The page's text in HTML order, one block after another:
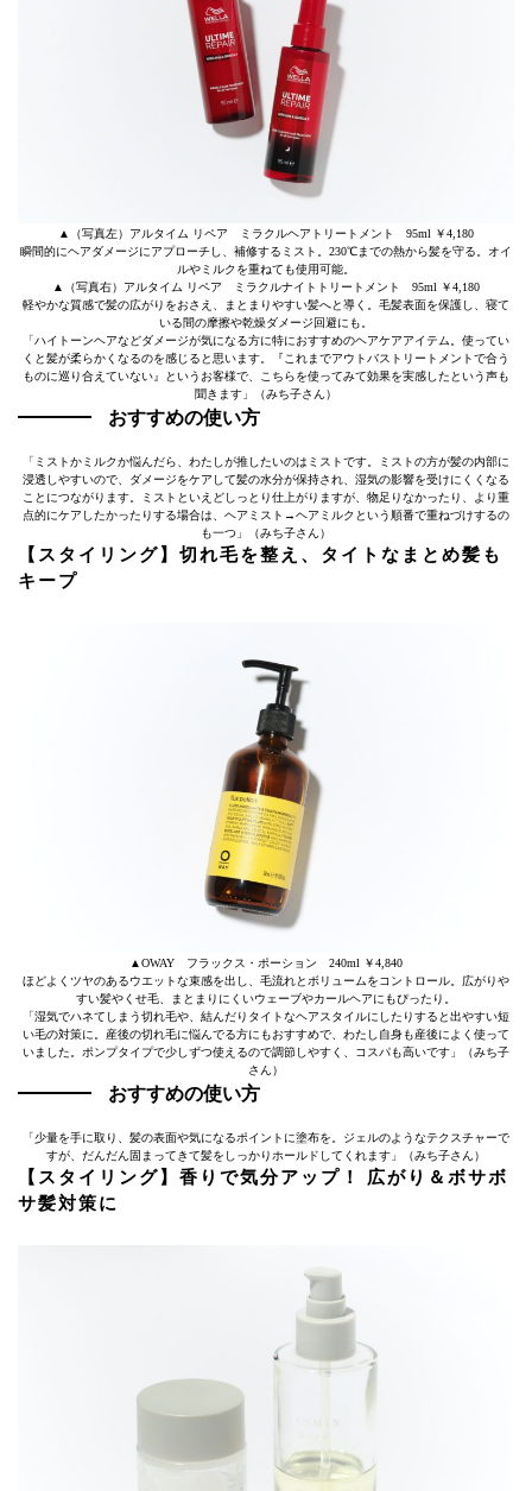
▲（写真左）アルタイム リペア ミラクルヘアトリートメント 95ml ￥4,180
瞬間的にヘアダメージにアプローチし、補修するミスト。230℃までの熱から髪を守る。オイ
ルやミルクを重ねても使用可能。
▲（写真右）アルタイム リペア ミラクルナイトトリートメント 95ml ￥4,180
軽やかな質感で髪の広がりをおさえ、まとまりやすい髪へと導く。毛髪表面を保護し、寝て
いる間の摩擦や乾燥ダメージ回避にも。
「ハイトーンヘアなどダメージが気になる方に特におすすめのヘアケアアイテム。使ってい
くと髪が柔らかくなるのを感じると思います。『これまでアウトバストリートメントで合う
ものに巡り合えていない』というお客様で、こちらを使ってみて効果を実感したという声も
聞きます」（みち子さん）
おすすめの使い方
「ミストかミルクか悩んだら、わたしが推したいのはミストです。ミストの方が髪の内部に
浸透しやすいので、ダメージをケアして髪の水分が保持され、湿気の影響を受けにくくなる
ことにつながります。ミストといえどしっとり仕上がりますが、物足りなかったり、より重
点的にケアしたかったりする場合は、ヘアミスト→ヘアミルクという順番で重ねづけするの
も一つ」（みち子さん）
【スタイリング】切れ毛を整え、タイトなまとめ髪も
キープ
▲OWAY フラックス・ポーション 240ml ￥4,840
ほどよくツヤのあるウエットな束感を出し、毛流れとボリュームをコントロール。広がりや
すい髪やくせ毛、まとまりにくいウェーブやカールヘアにもぴったり。
「湿気でハネてしまう切れ毛や、結んだりタイトなヘアスタイルにしたりすると出やすい短
い毛の対策に。産後の切れ毛に悩んでる方にもおすすめで、わたし自身も産後によく使って
いました。ポンプタイプで少しずつ使えるので調節しやすく、コスパも高いです」（みち子
さん）
おすすめの使い方
「少量を手に取り、髪の表面や気になるポイントに塗布を。ジェルのようなテクスチャーで
すが、だんだん固まってきて髪をしっかりホールドしてくれます」（みち子さん）
【スタイリング】香りで気分アップ！ 広がり＆ボサボ
サ髪対策に